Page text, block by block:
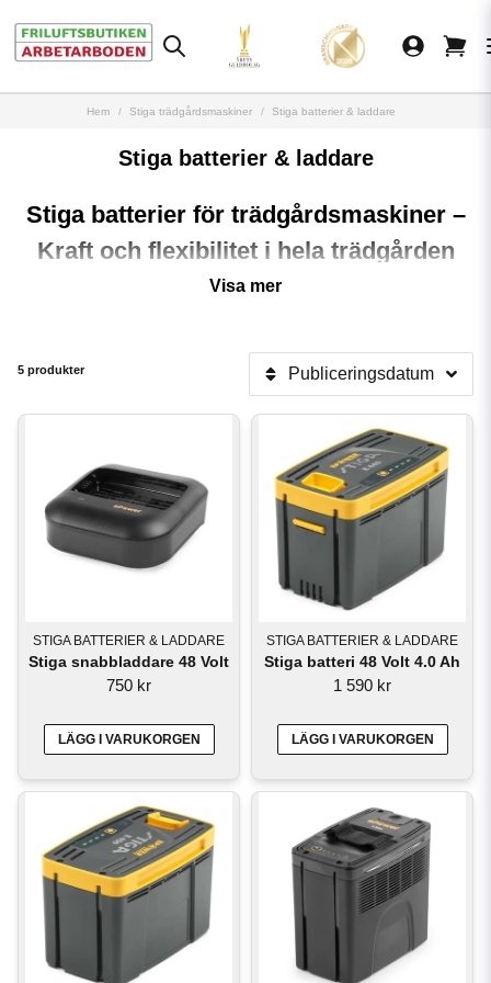
Hem Stiga trädgårdsmaskiner Stiga batterier & laddare
Stiga batterier & laddare
Stiga batterier för trädgårdsmaskiner –
Kraft och flexibilitet i hela trädgården
får du en smidig, kraftfull och miljövänligare lösning
Ett batteri – flera maskiner
Stigas batteridrivna trädgårdsmaskiner är en del av smarta batterisystem där
samma batteri kan användas i flera olika verktyg. Det gör att du slipper ha
olika batterier och laddare till varje maskin. Med Stigas 20V-, 48V- och
ePower-system kan du enkelt anpassa kapaciteten efter trädgårdens storlek
och arbetsuppgift.
Du kan använda samma batteri till exempelvis:
Gräsklippare
Trimmers och röjsågar
Kraftfull prestanda utan sladd
Stiga batterier är utrustade med moderna litiumjonceller som ger jämn effekt
under hela arbetspasset. Du slipper avgaser, buller från bensinmotorer och
begränsningen av sladd. Det gör arbetet både bekvämare och mer
miljövänligt.
För villaägare med normalstor trädgård räcker ofta ett 4,0 Ah eller 5,0 Ah
batteri långt, medan större ytor kan kräva högre kapacitet eller ett extra
Visa mer
5 produkter Publiceringsdatum
STIGA BATTERIER & LADDARE
Stiga snabbladdare 48 Volt
750 kr
LÄGG I VARUKORGEN
STIGA BATTERIER & LADDARE
Stiga batteri 48 Volt 4.0 Ah
1 590 kr
LÄGG I VARUKORGEN